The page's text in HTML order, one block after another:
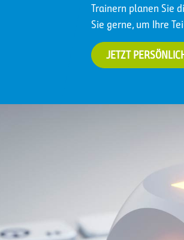
Trainern planen Sie
Sie gerne, um Ihre
JETZT